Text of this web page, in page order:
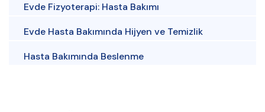
Evde Fizyoterapi: Hasta Bakımı
Evde Hasta Bakımında Hijyen ve Temizlik
Hasta Bakımında Beslenme